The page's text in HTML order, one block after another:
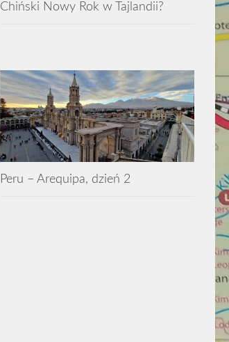
Chiński Nowy Rok w Tajlandii?
Peru – Arequipa, dzień 2